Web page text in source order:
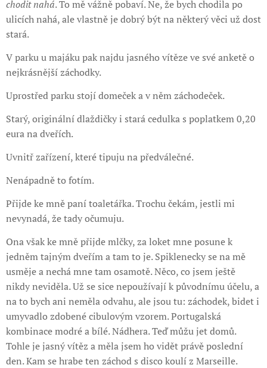
chodit nahá. To mě vážně pobaví. Ne, že bych chodila po
ulicích nahá, ale vlastně je dobrý být na některý věci už dost
stará.
V parku u majáku pak najdu jasného vítěze ve své anketě o
nejkrásnější záchodky.
Uprostřed parku stojí domeček a v něm záchodeček.
Starý, originální dlaždičky i stará cedulka s poplatkem 0,20
eura na dveřích.
Uvnitř zařízení, které tipuju na předválečné.
Nenápadně to fotím.
Přijde ke mně paní toaletářka. Trochu čekám, jestli mi
nevynadá, že tady očumuju.
Ona však ke mně přijde mlčky, za loket mne posune k
jedněm tajným dveřím a tam to je. Spiklenecky se na mě
usměje a nechá mne tam osamotě. Něco, co jsem ještě
nikdy neviděla. Už se sice nepoužívají k původnímu účelu, a
na to bych ani neměla odvahu, ale jsou tu: záchodek, bidet i
umyvadlo zdobené cibulovým vzorem. Portugalská
kombinace modré a bílé. Nádhera. Teď můžu jet domů.
Tohle je jasný vítěz a měla jsem ho vidět právě poslední
den. Kam se hrabe ten záchod s disco koulí z Marseille.